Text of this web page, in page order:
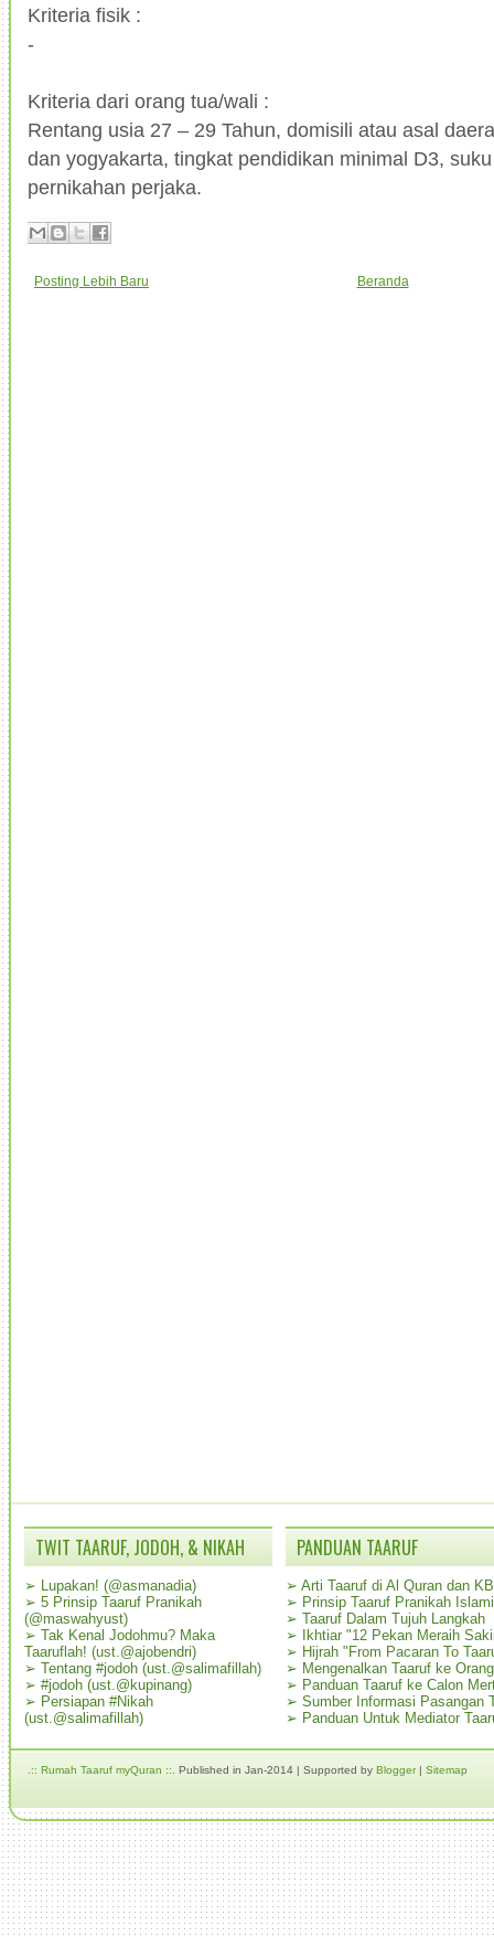
Kriteria fisik :
-
Kriteria dari orang tua/wali :
Rentang usia 27 – 29 Tahun, domisili atau asal
dan yogyakarta, tingkat pendidikan minimal D3,
pernikahan perjaka.
Posting Lebih Baru Beranda
TWIT TAARUF, JODOH, & NIKAH
➢ Lupakan! (@asmanadia)
➢ 5 Prinsip Taaruf Pranikah
(@maswahyust)
➢ Tak Kenal Jodohmu? Maka
Taaruflah! (ust.@ajobendri)
➢ Tentang #jodoh (ust.@salimafillah)
➢ #jodoh (ust.@kupinang)
➢ Persiapan #Nikah
(ust.@salimafillah)
PANDUAN TAARUF
➢ Arti Taaruf di Al Quran dan
➢ Prinsip Taaruf Pranikah Islami
➢ Taaruf Dalam Tujuh Langkah
➢
Ikhtiar "12 Pekan Meraih
➢ Hijrah "From Pacaran To
➢ Mengenalkan Taaruf ke
➢ Panduan Taaruf ke Calon
➢ Sumber Informasi Pasangan
➢ Panduan Untuk Mediator
.:: Rumah Taaruf myQuran ::. Published in Jan-2014 | Supported by Blogger| Sitemap